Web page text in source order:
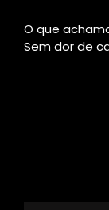
O que
Sem dor de